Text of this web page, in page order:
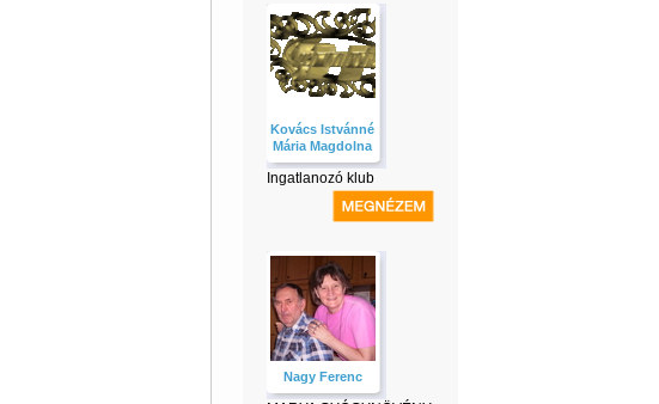
Kovács Istvánné
Mária Magdolna
Ingatlanozó klub
Nagy Ferenc